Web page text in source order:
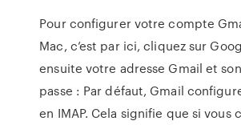
Pour configurer votre compte
Mac, c’est par ici, cliquez sur
ensuite votre adresse Gmail et
passe : Par défaut, Gmail
en IMAP. Cela signifie que si vous